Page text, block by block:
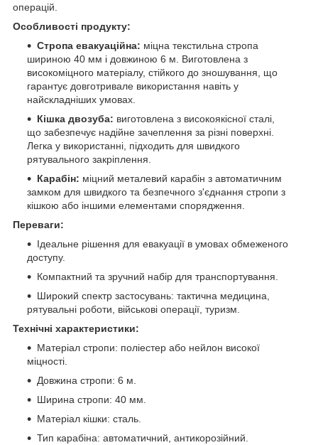
операцій.
Особливості продукту:
Стропа евакуаційна: міцна текстильна стропа
шириною 40 мм і довжиною 6 м. Виготовлена з
високоміцного матеріалу, стійкого до зношування, що
гарантує довготривале використання навіть у
найскладніших умовах.
Кішка двозуба: виготовлена з високоякісної сталі,
що забезпечує надійне зачеплення за різні поверхні.
Легка у використанні, підходить для швидкого
рятувального закріплення.
Карабін: міцний металевий карабін з автоматичним
замком для швидкого та безпечного з'єднання стропи з
кішкою або іншими елементами спорядження.
Переваги:
Ідеальне рішення для евакуації в умовах обмеженого
доступу.
Компактний та зручний набір для транспортування.
Широкий спектр застосувань: тактична медицина,
рятувальні роботи, військові операції, туризм.
Технічні характеристики:
Матеріал стропи: поліестер або нейлон високої
міцності.
Довжина стропи: 6 м.
Ширина стропи: 40 мм.
Матеріал кішки: сталь.
Тип карабіна: автоматичний, антикорозійний.